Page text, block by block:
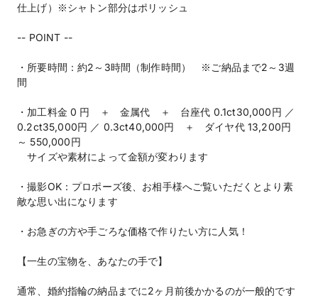
仕上げ）※シャトン部分はポリッシュ
-- POINT --
・所要時間：約2～3時間（制作時間） ※ご納品まで2～3週
間
・加工料金 0 円 ＋ 金属代 ＋ 台座代 0.1ct30,000円 ／
0.2ct35,000円 ／ 0.3ct40,000円 ＋ ダイヤ代 13,200円
～ 550,000円
サイズや素材によって金額が変わります
・撮影OK：プロポーズ後、お相手様へご覧いただくとより素
敵な思い出になります
・お急ぎの方や手ごろな価格で作りたい方に人気！
【一生の宝物を、あなたの手で】
通常、婚約指輪の納品までに2ヶ月前後かかるのが一般的です